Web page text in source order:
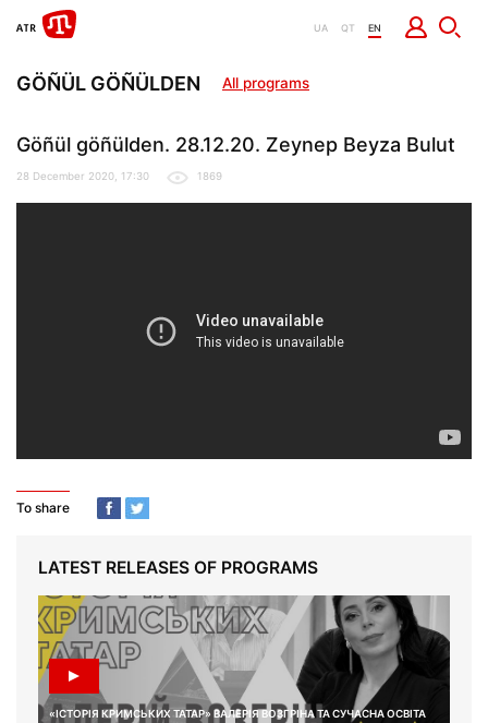
UA QT EN
GÖÑÜL GÖÑÜLDEN All programs
Göñül göñülden. 28.12.20. Zeynep Beyza Bulut
28 December 2020, 17:30 1869
To share
LATEST RELEASES OF PROGRAMS
«ІСТОРІЯ КРИМСЬКИХ ТАТАР» ВАЛЕРІЯ ВОЗГРІНА ТА СУЧАСНА ОСВІТА